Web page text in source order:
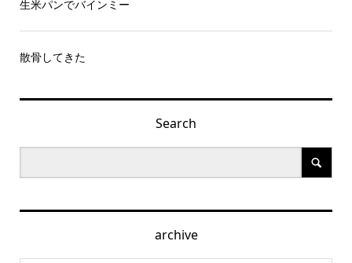
生米パンでバインミー
散骨してきた
Search
archive